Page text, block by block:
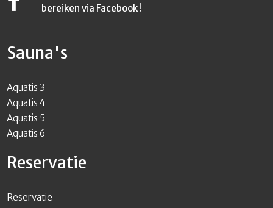
bereiken via Facebook !
Sauna's
Aquatis 3
Aquatis 4
Aquatis 5
Aquatis 6
Reservatie
Reservatie